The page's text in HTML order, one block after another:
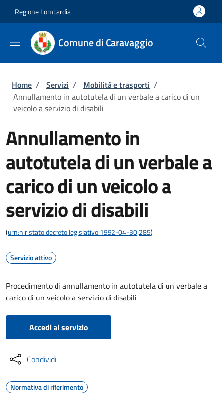
Regione Lombardia
Comune di Caravaggio
Briciole di pane
Home / Servizi / Mobilità e trasporti /
Annullamento in autotutela di un verbale a carico di un
veicolo a servizio di disabili
Annullamento in
autotutela di un verbale a
carico di un veicolo a
servizio di disabili
(urn:nir:stato:decreto.legislativo:1992-04-30;285)
Servizio attivo
Procedimento di annullamento in autotutela di un verbale a
carico di un veicolo a servizio di disabili
Accedi al servizio
Condividi
Normativa di riferimento